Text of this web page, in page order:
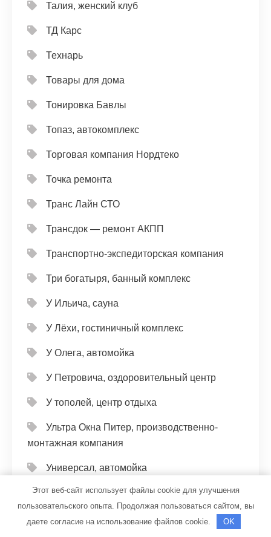
Талия, женский клуб
ТД Карс
Технарь
Товары для дома
Тонировка Бавлы
Топаз, автокомплекс
Торговая компания Нордтеко
Точка ремонта
Транс Лайн СТО
Трансдок — ремонт АКПП
Транспортно-экспедиторская компания
Три богатыря, банный комплекс
У Ильича, сауна
У Лёхи, гостиничный комплекс
У Олега, автомойка
У Петровича, оздоровительный центр
У тополей, центр отдыха
Ультра Окна Питер, производственно-
монтажная компания
Универсал, автомойка
Универсал, автомойка
Фараон, банный комплекс
Этот веб-сайт использует файлы cookie для улучшения
пользовательского опыта. Продолжая пользоваться сайтом, вы
даете согласие на использование файлов cookie.
OK